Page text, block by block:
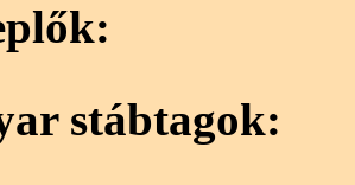
stábtagok: